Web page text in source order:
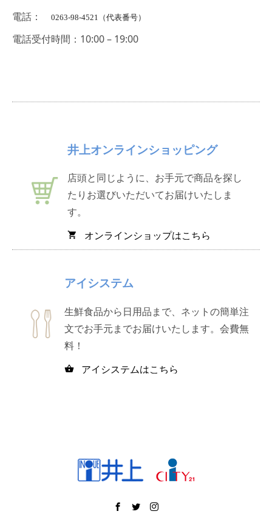
電話： 0263-98-4521（代表番号）
電話受付時間：10:00 – 19:00
井上オンラインショッピング
店頭と同じように、お手元で商品を探し
たりお選びいただいてお届けいたしま
す。
shopping_cart オンラインショップはこちら
アイシステム
生鮮食品から日用品まで、ネットの簡単注
文でお手元までお届けいたします。会費無
料！
shopping_basket アイシステムはこちら